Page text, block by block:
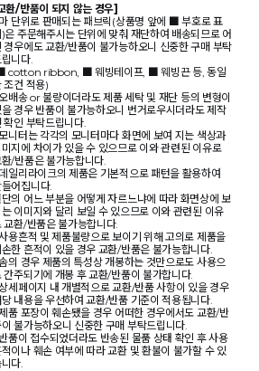
환/반품이 되지 않는 경우]
단위로 판매되는 패브릭(상품명 앞에 ■ 부호로 표
은 주문해주시는 단위에 맞춰 재단하여 배송되므로 어
경우에도 교환/반품이 불가능하오니 신중한 구매 부탁
립니다.
cotton ribbon, ■ 웨빙테이프, ■ 웨빙끈 등, 동일
조건 적용)
배송 or 불량이더라도 제품 세탁 및 재단 등의 변형이
을 경우 반품이 불가능하오니 번거로우시더라도 제작
확인 부탁드립니다.
니터는 각각의 모니터마다 화면에 보여 지는 색상과
미지에 차이가 있을 수 있으므로 이와 관련된 이유로
/반품은 불가능합니다.
일리라이크의 제품은 기본적으로 패턴을 활용하여
어집니다.
의 어느 부분을 어떻게 자르느냐에 따라 화면상에 보
는 이미지와 달리 보일 수 있으므로 이와 관련된 이유
교환/반품은 불가능합니다.
용흔적 및 제품불량으로 보이기 위해 고의로 제품을
한 흔적이 있을 경우 교환/반품은 불가능합니다.
의 경우 제품의 특성상 개봉하는 것만으로도 사용으
간주되기에 개봉 후 교환/반품이 불가합니다.
세페이지 내 개별적으로 교환/반품 사항이 있을 경우
내용을 우선하여 교환/반품 기준이 적용됩니다.
품 포장이 훼손됐을 경우 어떠한 경우에서도 교환/반
불가능하오니 신중한 구매 부탁드립니다.
품이 접수되었더라도 반송된 물품 상태 확인 후 사용
적이나 훼손 여부에 따라 교환 및 환불이 불가할 수 있
다.